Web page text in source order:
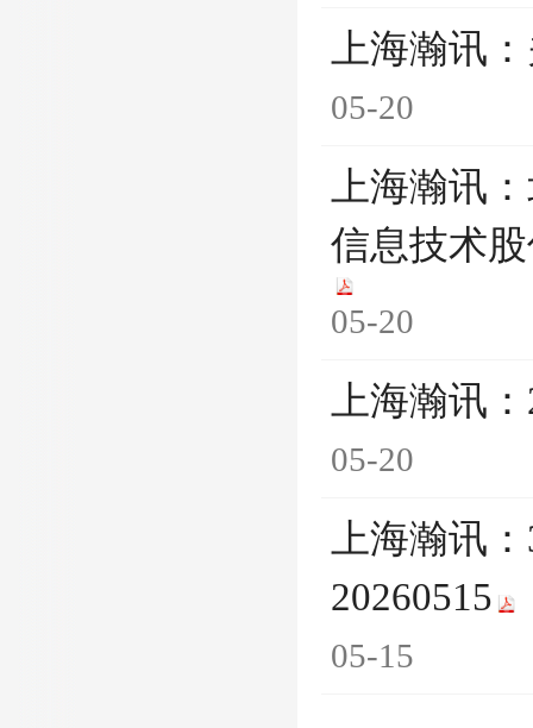
上海瀚讯
05-20
上海瀚讯
信息技术
05-20
上海瀚讯
05-20
上海瀚讯
20260515
05-15